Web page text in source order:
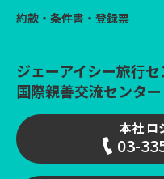
約款・条件書・登録票
ジェーアイシー旅行
国際親善交流センター
本社 ロ
03-